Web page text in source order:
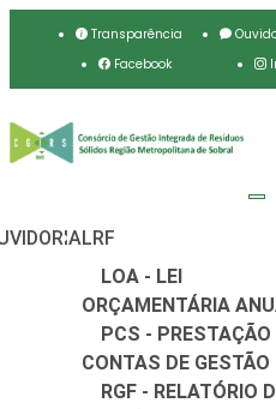
Transparência
Facebook
LRF
LOA - LEI
ORÇAMENTÁRIA
PCS - PRESTAÇÃO
CONTAS DE GESTÃO
RGF - RELATÓRIO